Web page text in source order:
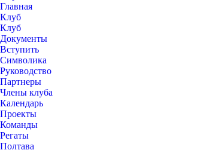
Главная
Клуб
Клуб
Документы
Вступить
Символика
Руководство
Партнеры
Члены клуба
Календарь
Проекты
Команды
Регаты
Полтава